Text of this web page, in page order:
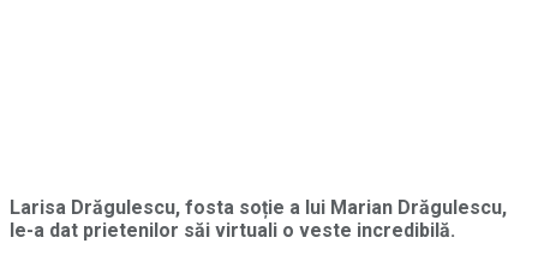
Larisa Drăgulescu, fosta soție a lui Marian Drăgulescu,
le-a dat prietenilor săi virtuali o veste incredibilă.